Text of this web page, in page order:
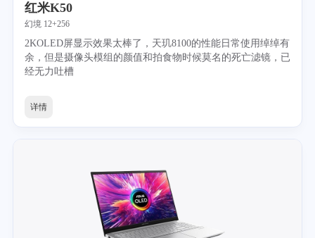
红米K50
幻境 12+256
2KOLED屏显示效果太棒了，天玑8100的性能日常使用绰绰有
余，但是摄像头模组的颜值和拍食物时候莫名的死亡滤镜，已
经无力吐槽
详情